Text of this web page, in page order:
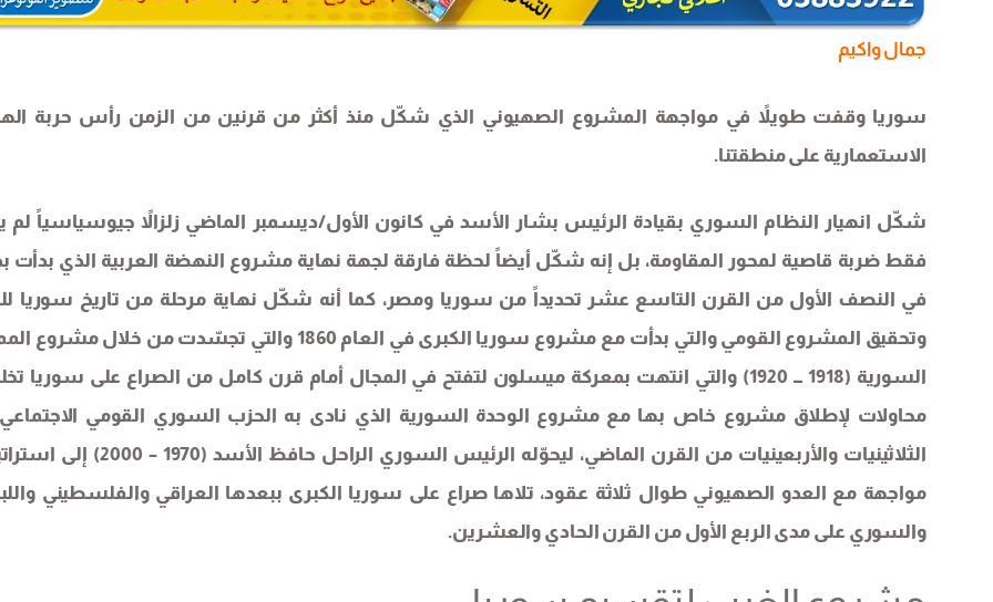
جمال واكيم
سوريا وقفت طويلاً في مواجهة المشروع الصهيوني الذي شكّل منذ أكثر من قرنين من الزمن رأس حربة
الاستعمارية على منطقتنا.
شكّل انهيار النظام السوري بقيادة الرئيس بشار الأسد في كانون الأول/ديسمبر الماضي زلزالاً جيوسياسياً لم
فقط ضربة قاصية لمحور المقاومة، بل إنه شكّل أيضاً لحظة فارقة لجهة نهاية مشروع النهضة العربية الذي بدأت
في النصف الأول من القرن التاسع عشر تحديداً من سوريا ومصر، كما أنه شكّل نهاية مرحلة من تاريخ سوريا
وتحقيق المشروع القومي والتي بدأت مع مشروع سوريا الكبرى في العام 1860 والتي تجسّدت من خلال
السورية (1918 ـــ 1920) والتي انتهت بمعركة ميسلون لتفتح في المجال أمام قرن كامل من الصراع على سوريا
محاولات لإطلاق مشروع خاص بها مع مشروع الوحدة السورية الذي نادى به الحزب السوري القومي
الثلاثينيات والأربعينيات من القرن الماضي، ليحوّله الرئيس السوري الراحل حافظ
مواجهة مع العدو الصهيوني طوال ثلاثة عقود، تلاها صراع على سوريا الكبرى ببعدها العراقي والفلسطيني
والسوري على مدى الربع الأول من القرن الحادي والعشرين.